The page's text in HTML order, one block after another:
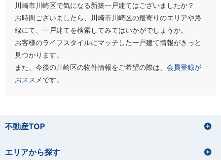
川崎市川崎区で気になる新築一戸建てはございましたか？
お時間ございましたら、川崎市川崎区の最寄りのエリアや路
線にて、一戸建てを検索してみてはいかがでしょうか。
お客様のライフスタイルにマッチした一戸建て情報がきっと
見つかります。
また、今後の川崎区の物件情報をご希望の際は、 会員登録が
おススメです。
不動産TOP
エリアから探す